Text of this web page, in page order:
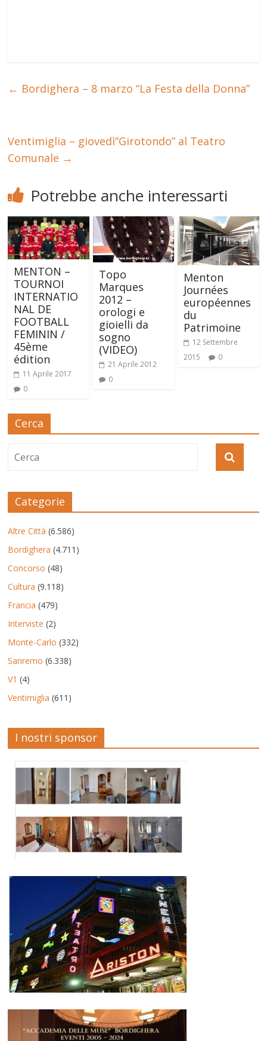
← Bordighera – 8 marzo “La Festa della Donna”
Ventimiglia – giovedì”Girotondo” al Teatro
Comunale →
Potrebbe anche interessarti
MENTON –
TOURNOI
INTERNATIO
NAL DE
FOOTBALL
FEMININ /
45ème
édition
11 Aprile 2017
0
Topo
Marques
2012 –
orologi e
gioielli da
sogno
(VIDEO)
21 Aprile 2012
0
Menton
Journées
européennes
du
Patrimoine
12 Settembre
2015
0
Cerca
Categorie
Altre Città (6.586)
Bordighera (4.711)
Concorso (48)
Cultura (9.118)
Francia (479)
Interviste (2)
Monte-Carlo (332)
Sanremo (6.338)
V1 (4)
Ventimiglia (611)
I nostri sponsor